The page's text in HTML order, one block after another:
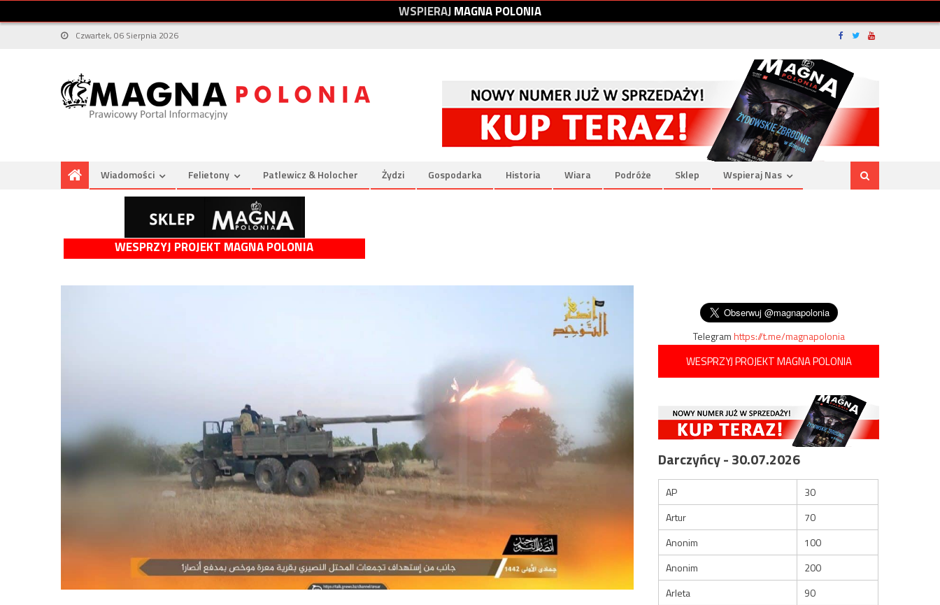
WSPIERAJMAGNAPOLONIA
Czwartek, 06 Sierpnia 2026
Wiadomości Felietony Patlewicz & Holocher Żydzi Gospodarka Historia Wiara Podróże Sklep Wspieraj Nas
WESPRZYJ PROJEKT MAGNA POLONIA
Telegramhttps://t.me/magnapolonia
WESPRZYJ PROJEKT MAGNA POLONIA
Darczyńcy - 30.07.2026
AP
30
Artur
70
Anonim
100
Anonim
200
Arleta
90